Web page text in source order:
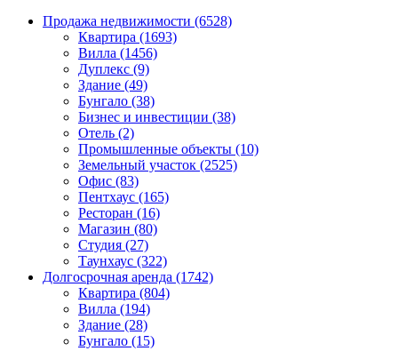
Продажа недвижимости (6528)
Квартира (1693)
Вилла (1456)
Дуплекс (9)
Здание (49)
Бунгало (38)
Бизнес и инвестиции (38)
Отель (2)
Промышленные объекты (10)
Земельный участок (2525)
Офис (83)
Пентхаус (165)
Ресторан (16)
Магазин (80)
Студия (27)
Таунхаус (322)
Долгосрочная аренда (1742)
Квартира (804)
Вилла (194)
Здание (28)
Бунгало (15)